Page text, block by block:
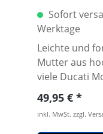
Sofort
Werktage
Leichte und
Mutter aus
viele Ducati
40mm. CNC
hochfesten
Regulärer
49,95 €
inkl. MwSt. zzgl.